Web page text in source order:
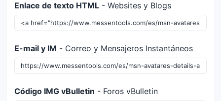
Enlace de texto HTML - Websites y Blogs
E-mail y IM - Correo y Mensajeros Instantáneos
Código IMG vBulletin - Foros vBulletin